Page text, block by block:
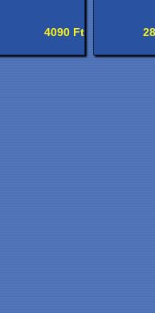
4090 Ft